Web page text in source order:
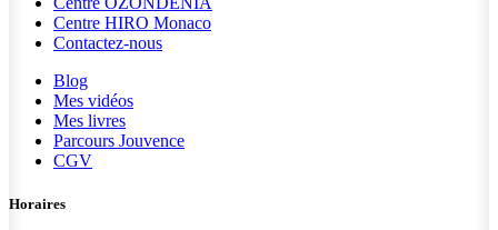
Centre HIRO Monaco
Contactez-nous
Blog
Mes vidéos
Mes livres
Parcours Jouvence
CGV
Horaires